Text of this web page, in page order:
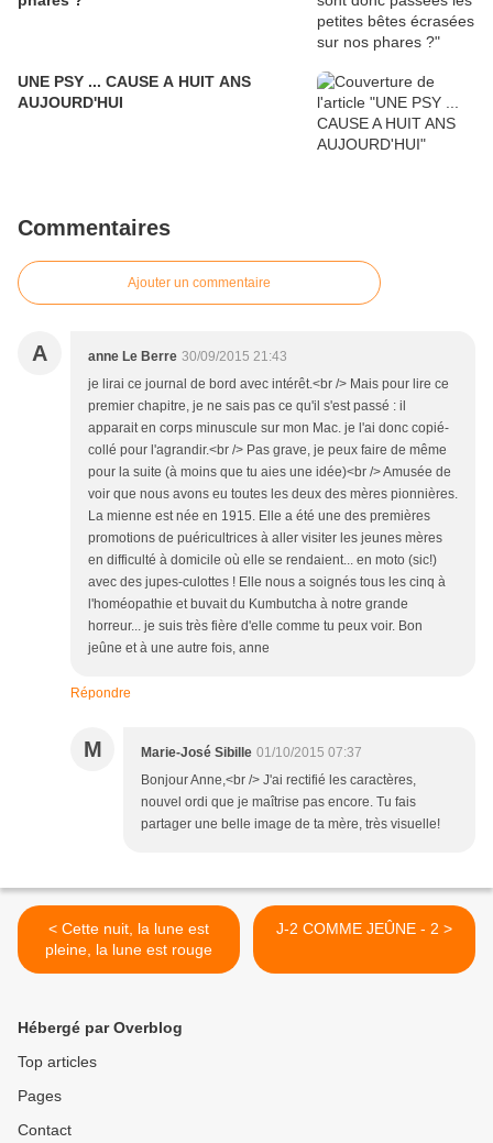
UNE PSY ... CAUSE A HUIT ANS
AUJOURD'HUI
Commentaires
Ajouter un commentaire
A anne Le Berre 30/09/2015 21:43
je lirai ce journal de bord avec intérêt.<br /> Mais pour lire ce
premier chapitre, je ne sais pas ce qu'il s'est passé : il
apparait en corps minuscule sur mon Mac. je l'ai donc copié-
collé pour l'agrandir.<br /> Pas grave, je peux faire de même
pour la suite (à moins que tu aies une idée)<br /> Amusée de
voir que nous avons eu toutes les deux des mères pionnières.
La mienne est née en 1915. Elle a été une des premières
promotions de puéricultrices à aller visiter les jeunes mères
en difficulté à domicile où elle se rendaient... en moto (sic!)
avec des jupes-culottes ! Elle nous a soignés tous les cinq à
l'homéopathie et buvait du Kumbutcha à notre grande
horreur... je suis très fière d'elle comme tu peux voir. Bon
jeûne et à une autre fois, anne
Répondre
M Marie-José Sibille 01/10/2015 07:37
Bonjour Anne,<br /> J'ai rectifié les caractères,
nouvel ordi que je maîtrise pas encore. Tu fais
partager une belle image de ta mère, très visuelle!
< Cette nuit, la lune est
pleine, la lune est rouge
J-2 COMME JEÛNE - 2 >
Hébergé par Overblog
Top articles
Pages
Contact